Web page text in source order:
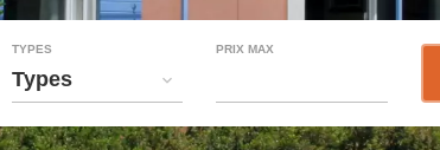
TYPES
Types
PRIX MAX